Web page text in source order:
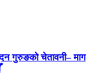
गुरुङको चेतावनी– माग